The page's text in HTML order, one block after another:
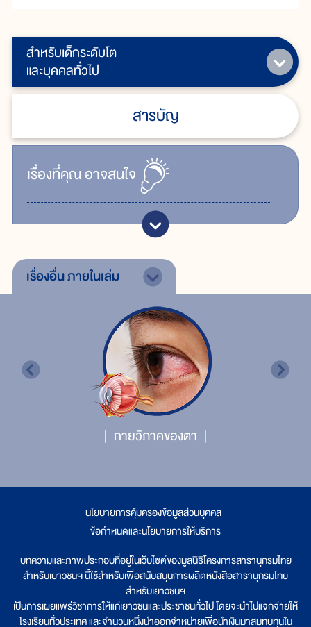
สำหรับเด็กระดับโต
และบุคคลทั่วไป
สารบัญ
เรื่ิองที่คุณอาจสนใจ
เรื่องอื่นภายในเล่ม
กายวิภาคของตา
นโยบายการคุ้มครองข้อมูลส่วนบุคคล
ข้อกำหนดและนโยบายการให้บริการ
บทความและภาพประกอบที่อยู่ในเว็บไซต์ของมูลนิธิโครงการสารานุกรมไทย
สำหรับเยาวชนฯ นี้ใช้สำหรับเพื่อสนับสนุนการผลิตหนังสือสารานุกรมไทย
สำหรับเยาวชนฯ
เป็นการเผยแพร่วิชาการให้แก่เยาวชนและประชาชนทั่วไป โดยจะนำไปแจกจ่ายให้
โรงเรียนทั่วประเทศ และจำนวนหนึ่งนำออกจำหน่ายเพื่อนำเงินมาสมทบทุนใน